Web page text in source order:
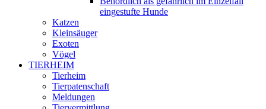
eingestufte Hunde
Katzen
Kleinsäuger
Exoten
Vögel
TIERHEIM
Tierheim
Tierpatenschaft
Meldungen